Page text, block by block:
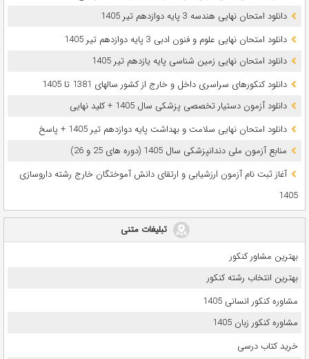
دانلود امتحان نهایی هندسه 3 پایه دوازدهم تیر 1405
دانلود امتحان نهایی علوم و فنون ادبی 3 پایه دوازدهم تیر 1405
دانلود امتحان نهایی زمین شناسی پایه یازدهم تیر 1405
دانلود کنکورهای سراسری داخل و خارج از کشور سالهای 1381 تا 1405
دانلود آزمون دستیار تخصصی پزشکی سال 1405 + کلید نهایی
دانلود امتحان نهایی سلامت و بهداشت پایه دوازدهم تیر 1405 + پاسخ
ﻣﻨﺎﺑﻊ آزﻣﻮن ﻣﻠﯽ دندانپزشکی سال 1405 (دوره های 25 و 26)
آغاز ثبت نام آزمون‌ ارزشیابی و ارتقای دانش آموختگان خارج رشته داروسازی
1405
تبلیغات متنی
بهترین مشاور کنکور
بهترین انتخاب رشته کنکور
مشاوره کنکور انسانی 1405
مشاوره کنکور زبان 1405
خرید کتاب درسی